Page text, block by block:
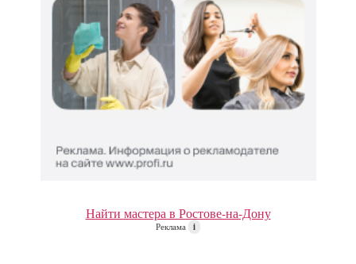
Найти мастера в Ростове-на-Дону
Реклама i